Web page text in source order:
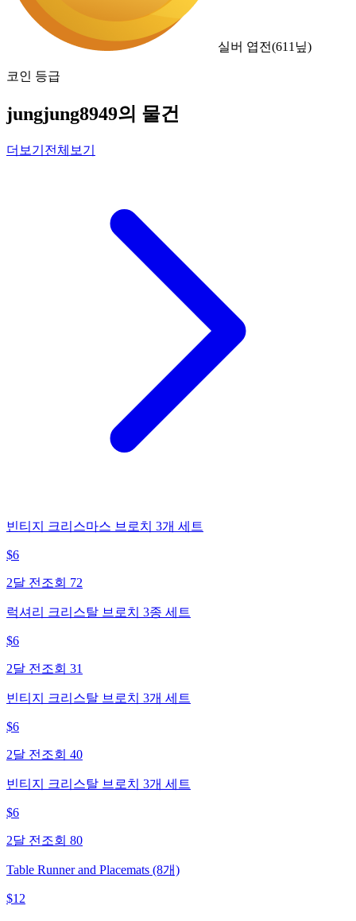
실버 엽전(611 닢)
코인 등급
jungjung8949의 물건
더보기 전체보기
빈티지 크리스마스 브로치 3개 세트
$6
2달 전 조회 72
럭셔리 크리스탈 브로치 3종 세트
$6
2달 전 조회 31
빈티지 크리스탈 브로치 3개 세트
$6
2달 전 조회 40
빈티지 크리스탈 브로치 3개 세트
$6
2달 전 조회 80
Table Runner and Placemats (8개)
$12